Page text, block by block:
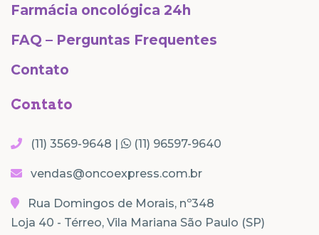
Farmácia oncológica 24h
FAQ – Perguntas Frequentes
Contato
Contato
(11) 3569-9648 | (11) 96597-9640
vendas@oncoexpress.com.br
Rua Domingos de Morais, nº348
Loja 40 - Térreo, Vila Mariana São Paulo (SP)